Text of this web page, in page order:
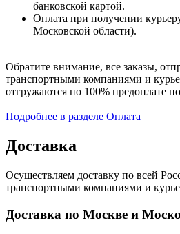
банковской картой.
Оплата при получении
Московской области).
Обратите внимание, все заказы,
транспортными компаниями и
отгружаются по 100% предоплате
Подробнее в разделе Оплата
Доставка
Осуществляем доставку по всей
транспортными компаниями и
Доставка по Москве и